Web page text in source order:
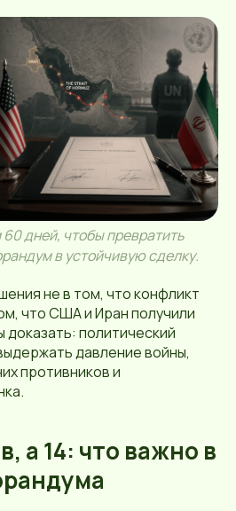
дней, чтобы превратить
в устойчивую сделку.
не в том, что конфликт
что США и Иран получили
доказать: политический
давление войны,
противников и
а 14: что важно в